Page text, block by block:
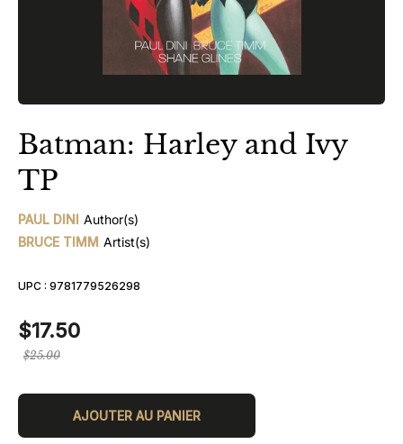
Batman: Harley and Ivy
TP
PAUL DINI Author(s)
BRUCE TIMM Artist(s)
UPC : 9781779526298
$17.50
Prix
$25.00
AJOUTER AU PANIER